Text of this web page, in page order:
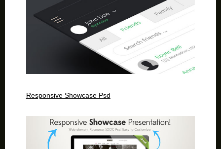
Responsive Showcase Psd